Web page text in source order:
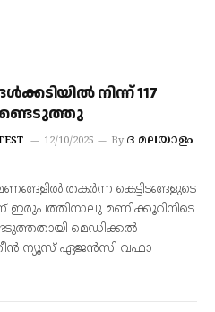
നിന്ന് 117
12/10/2025 By ദ മലയാളം
തകര്‍ന്ന കെട്ടിടങ്ങളുടെ
ഇരുപത്തിനാലു മണിക്കൂറിനിടെ
മെഡിക്കല്‍
ന്യൂസ് ഏജന്‍സി വഫാ